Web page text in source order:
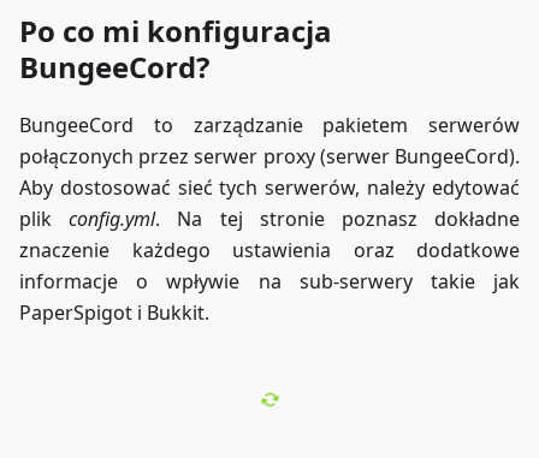
Po co mi konfiguracja
BungeeCord?
BungeeCord to zarządzanie pakietem serwerów
połączonych przez serwer proxy (serwer BungeeCord).
Aby dostosować sieć tych serwerów, należy edytować
plikconfig.yml. Na tej stronie poznasz dokładne
znaczenie każdego ustawienia oraz dodatkowe
informacje o wpływie na sub-serwery takie jak
PaperSpigot i Bukkit.